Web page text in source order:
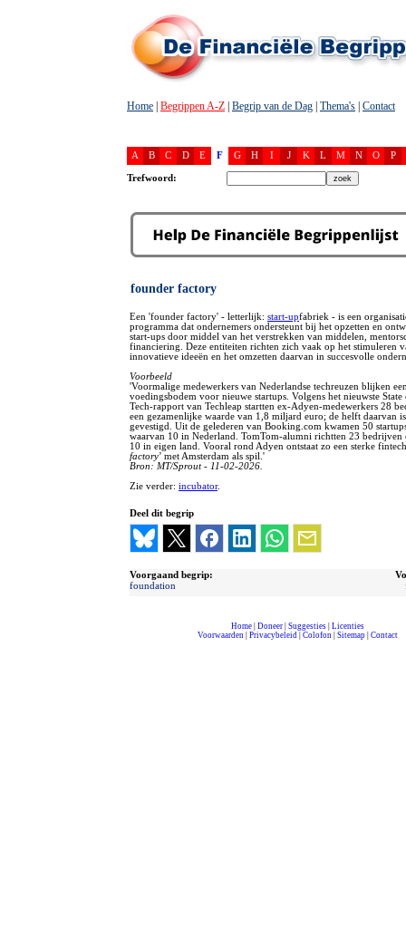
Home Begrippen A-Z Begrip van de Dag Thema's Contact
A B C D E F G H I J K L M N O P
Trefwoord:
founder factory
Een 'founder factory' - letterlijk: start-upfabriek - is een
programma dat ondernemers ondersteunt bij het opzetten en
start-ups door middel van het verstrekken van middelen,
financiering. Deze entiteiten richten zich vaak op het stimuleren
innovatieve ideeën en het omzetten daarvan in succesvolle
Voorbeeld
'Voormalige medewerkers van Nederlandse techreuzen blijken
voedingsbodem voor nieuwe startups. Volgens het nieuwste
Tech-rapport van Techleap startten ex-Adyen-medewerkers 28
een gezamenlijke waarde van 1,8 miljard euro; de helft daarvan
gevestigd. Uit de gelederen van Booking.com kwamen 50
waarvan 10 in Nederland. TomTom-alumni richtten 23 bedrijven
10 in eigen land. Vooral rond Adyen ontstaat zo een sterke
factory’ met Amsterdam als spil.'
Bron: MT/Sprout - 11-02-2026.
Zie verder: incubator.
Deel dit begrip
Voorgaand begrip:
foundation
Home| Doneer| Suggesties| Licenties
Voorwaarden| Privacybeleid| Colofon| Sitemap| Contact